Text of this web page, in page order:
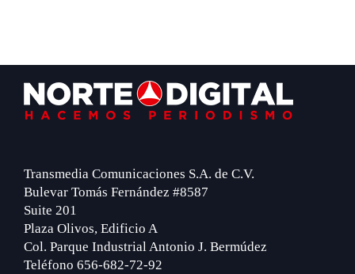
Footer
Transmedia Comunicaciones S.A. de C.V.
Bulevar Tomás Fernández #8587
Suite 201
Plaza Olivos, Edificio A
Col. Parque Industrial Antonio J. Bermúdez
Teléfono 656-682-72-92